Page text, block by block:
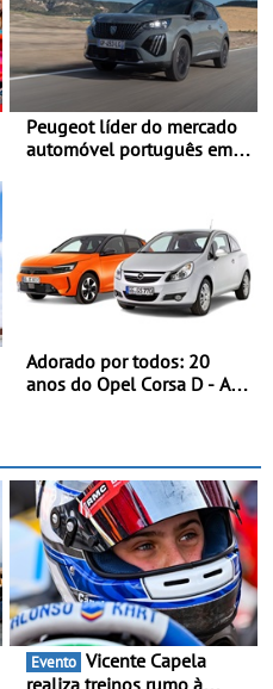
Peugeot líder do mercado
automóvel português em
Adorado por todos: 20
anos do Opel Corsa D - A
Automóvel Britânico, em
Londres
Evento
realiza treinos rumo à